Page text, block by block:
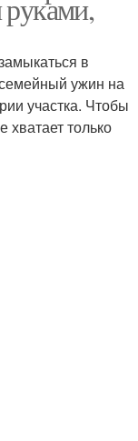
в
ужин на
участка. Чтобы
хватает только